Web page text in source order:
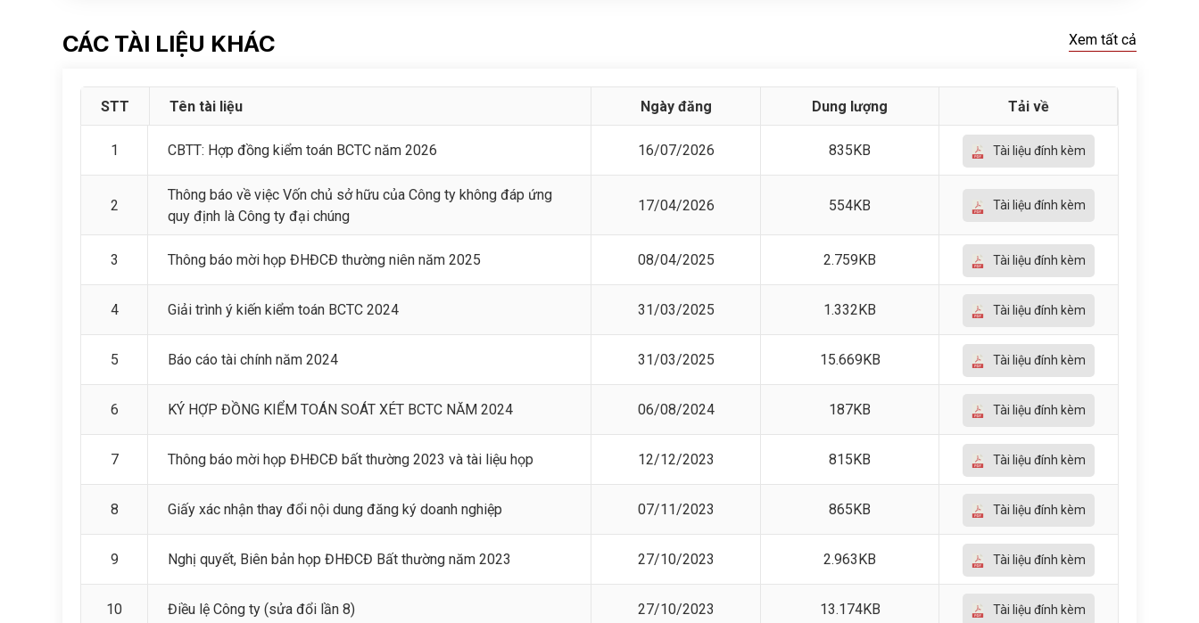
CÁC TÀI LIỆU KHÁC Xem tất cả
STT Tên tài liệu Ngày đăng Dung lượng Tải về
1 CBTT: Hợp đồng kiểm toán BCTC năm 2026 16/07/2026 835KB Tài liệu đính kèm
2
Thông báo về việc Vốn chủ sở hữu của Công ty không đáp ứng
quy định là Công ty đại chúng
17/04/2026 554KB Tài liệu đính kèm
3 Thông báo mời họp ĐHĐCĐ thường niên năm 2025 08/04/2025 2.759KB Tài liệu đính kèm
4 Giải trình ý kiến kiểm toán BCTC 2024 31/03/2025 1.332KB Tài liệu đính kèm
5 Báo cáo tài chính năm 2024 31/03/2025 15.669KB Tài liệu đính kèm
6 KÝ HỢP ĐỒNG KIỂM TOÁN SOÁT XÉT BCTC NĂM 2024 06/08/2024 187KB Tài liệu đính kèm
7 Thông báo mời họp ĐHĐCĐ bất thường 2023 và tài liệu họp 12/12/2023 815KB Tài liệu đính kèm
8 Giấy xác nhận thay đổi nội dung đăng ký doanh nghiệp 07/11/2023 865KB Tài liệu đính kèm
9 Nghị quyết, Biên bản họp ĐHĐCĐ Bất thường năm 2023 27/10/2023 2.963KB Tài liệu đính kèm
10 Điều lệ Công ty (sửa đổi lần 8) 27/10/2023 13.174KB Tài liệu đính kèm